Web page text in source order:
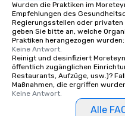
Today, the Bedford Post Inn
managed by Sunday
Whether it's enjoying a
by the fireplace, exploring
trails of Bedford, or simply
the timeless ambiance,
invited to become a part of
ongoing story of this
Wurden die Praktiken im
Empfehlungen des
Regierungsstellen oder
geben Sie bitte an, welche
Praktiken herangezogen wurden:
Keine Antwort.
Reinigt und desinfiziert
öffentlich zugänglichen
Restaurants, Aufzüge, usw.)?
Maßnahmen, die ergriffen
Keine Antwort.
Alle